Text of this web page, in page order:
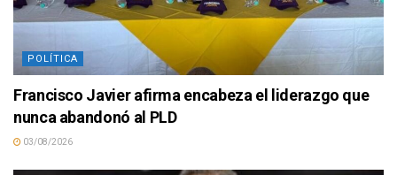
POLÍTICA
Francisco Javier afirma encabeza el liderazgo que
nunca abandonó al PLD
03/08/2026